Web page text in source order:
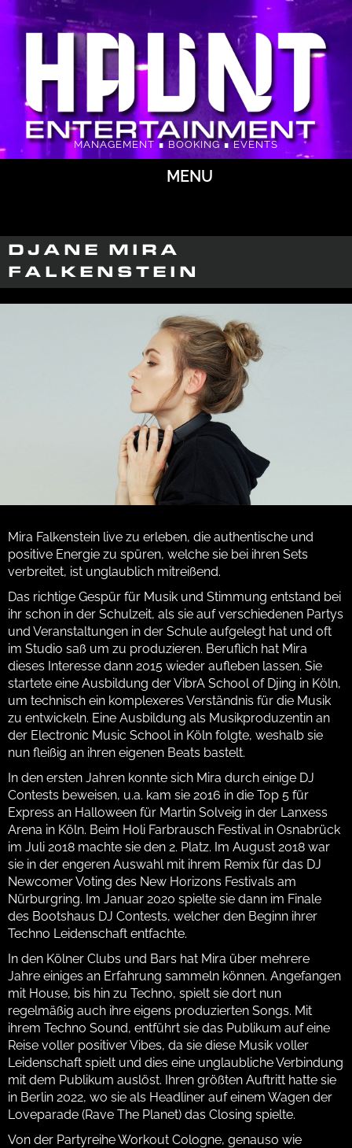
MENU
MANAGEMENT ∎ BOOKING ∎ EVENTS
DJANE MIRA
FALKENSTEIN
Mira Falkenstein live zu erleben, die authentische und
positive Energie zu spüren, welche sie bei ihren Sets
verbreitet, ist unglaublich mitreißend.
Das richtige Gespür für Musik und Stimmung entstand bei
ihr schon in der Schulzeit, als sie auf verschiedenen Partys
und Veranstaltungen in der Schule aufgelegt hat und oft
im Studio saß um zu produzieren. Beruflich hat Mira
dieses Interesse dann 2015 wieder aufleben lassen. Sie
startete eine Ausbildung der VibrA School of Djing in Köln,
um technisch ein komplexeres Verständnis für die Musik
zu entwickeln. Eine Ausbildung als Musikproduzentin an
der Electronic Music School in Köln folgte, weshalb sie
nun fleißig an ihren eigenen Beats bastelt.
In den ersten Jahren konnte sich Mira durch einige DJ
Contests beweisen, u.a. kam sie 2016 in die Top 5 für
Express an Halloween für Martin Solveig in der Lanxess
Arena in Köln. Beim Holi Farbrausch Festival in Osnabrück
im Juli 2018 machte sie den 2. Platz. Im August 2018 war
sie in der engeren Auswahl mit ihrem Remix für das DJ
Newcomer Voting des New Horizons Festivals am
Nürburgring. Im Januar 2020 spielte sie dann im Finale
des Bootshaus DJ Contests, welcher den Beginn ihrer
Techno Leidenschaft entfachte.
In den Kölner Clubs und Bars hat Mira über mehrere
Jahre einiges an Erfahrung sammeln können. Angefangen
mit House, bis hin zu Techno, spielt sie dort nun
regelmäßig auch ihre eigens produzierten Songs. Mit
ihrem Techno Sound, entführt sie das Publikum auf eine
Reise voller positiver Vibes, da sie diese Musik voller
Leidenschaft spielt und dies eine unglaubliche Verbindung
mit dem Publikum auslöst. Ihren größten Auftritt hatte sie
in Berlin 2022, wo sie als Headliner auf einem Wagen der
Loveparade (Rave The Planet) das Closing spielte.
Von der Partyreihe Workout Cologne, genauso wie